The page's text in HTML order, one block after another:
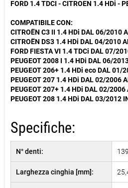
FORD 1.4 TDCI - CITROEN 1.4 HDi -
COMPATIBILE CON:
CITROËN C3 II 1.4 HDi DAL 06/2010
CITROËN DS3 1.4 HDi DAL 04/2010
FORD FIESTA VI 1.4 TDCi DAL 07/
PEUGEOT 2008 I 1.4 HDi DAL 06/
PEUGEOT 206+ 1.4 HDi eco DAL 01/
PEUGEOT 207 1.4 HDi DAL 02/2006
PEUGEOT 207+ 1.4 HDi DAL 02/
PEUGEOT 208 1.4 HDi DAL 03/2012
Specifiche:
N° denti: 139
Larghezza cinghia [mm]: